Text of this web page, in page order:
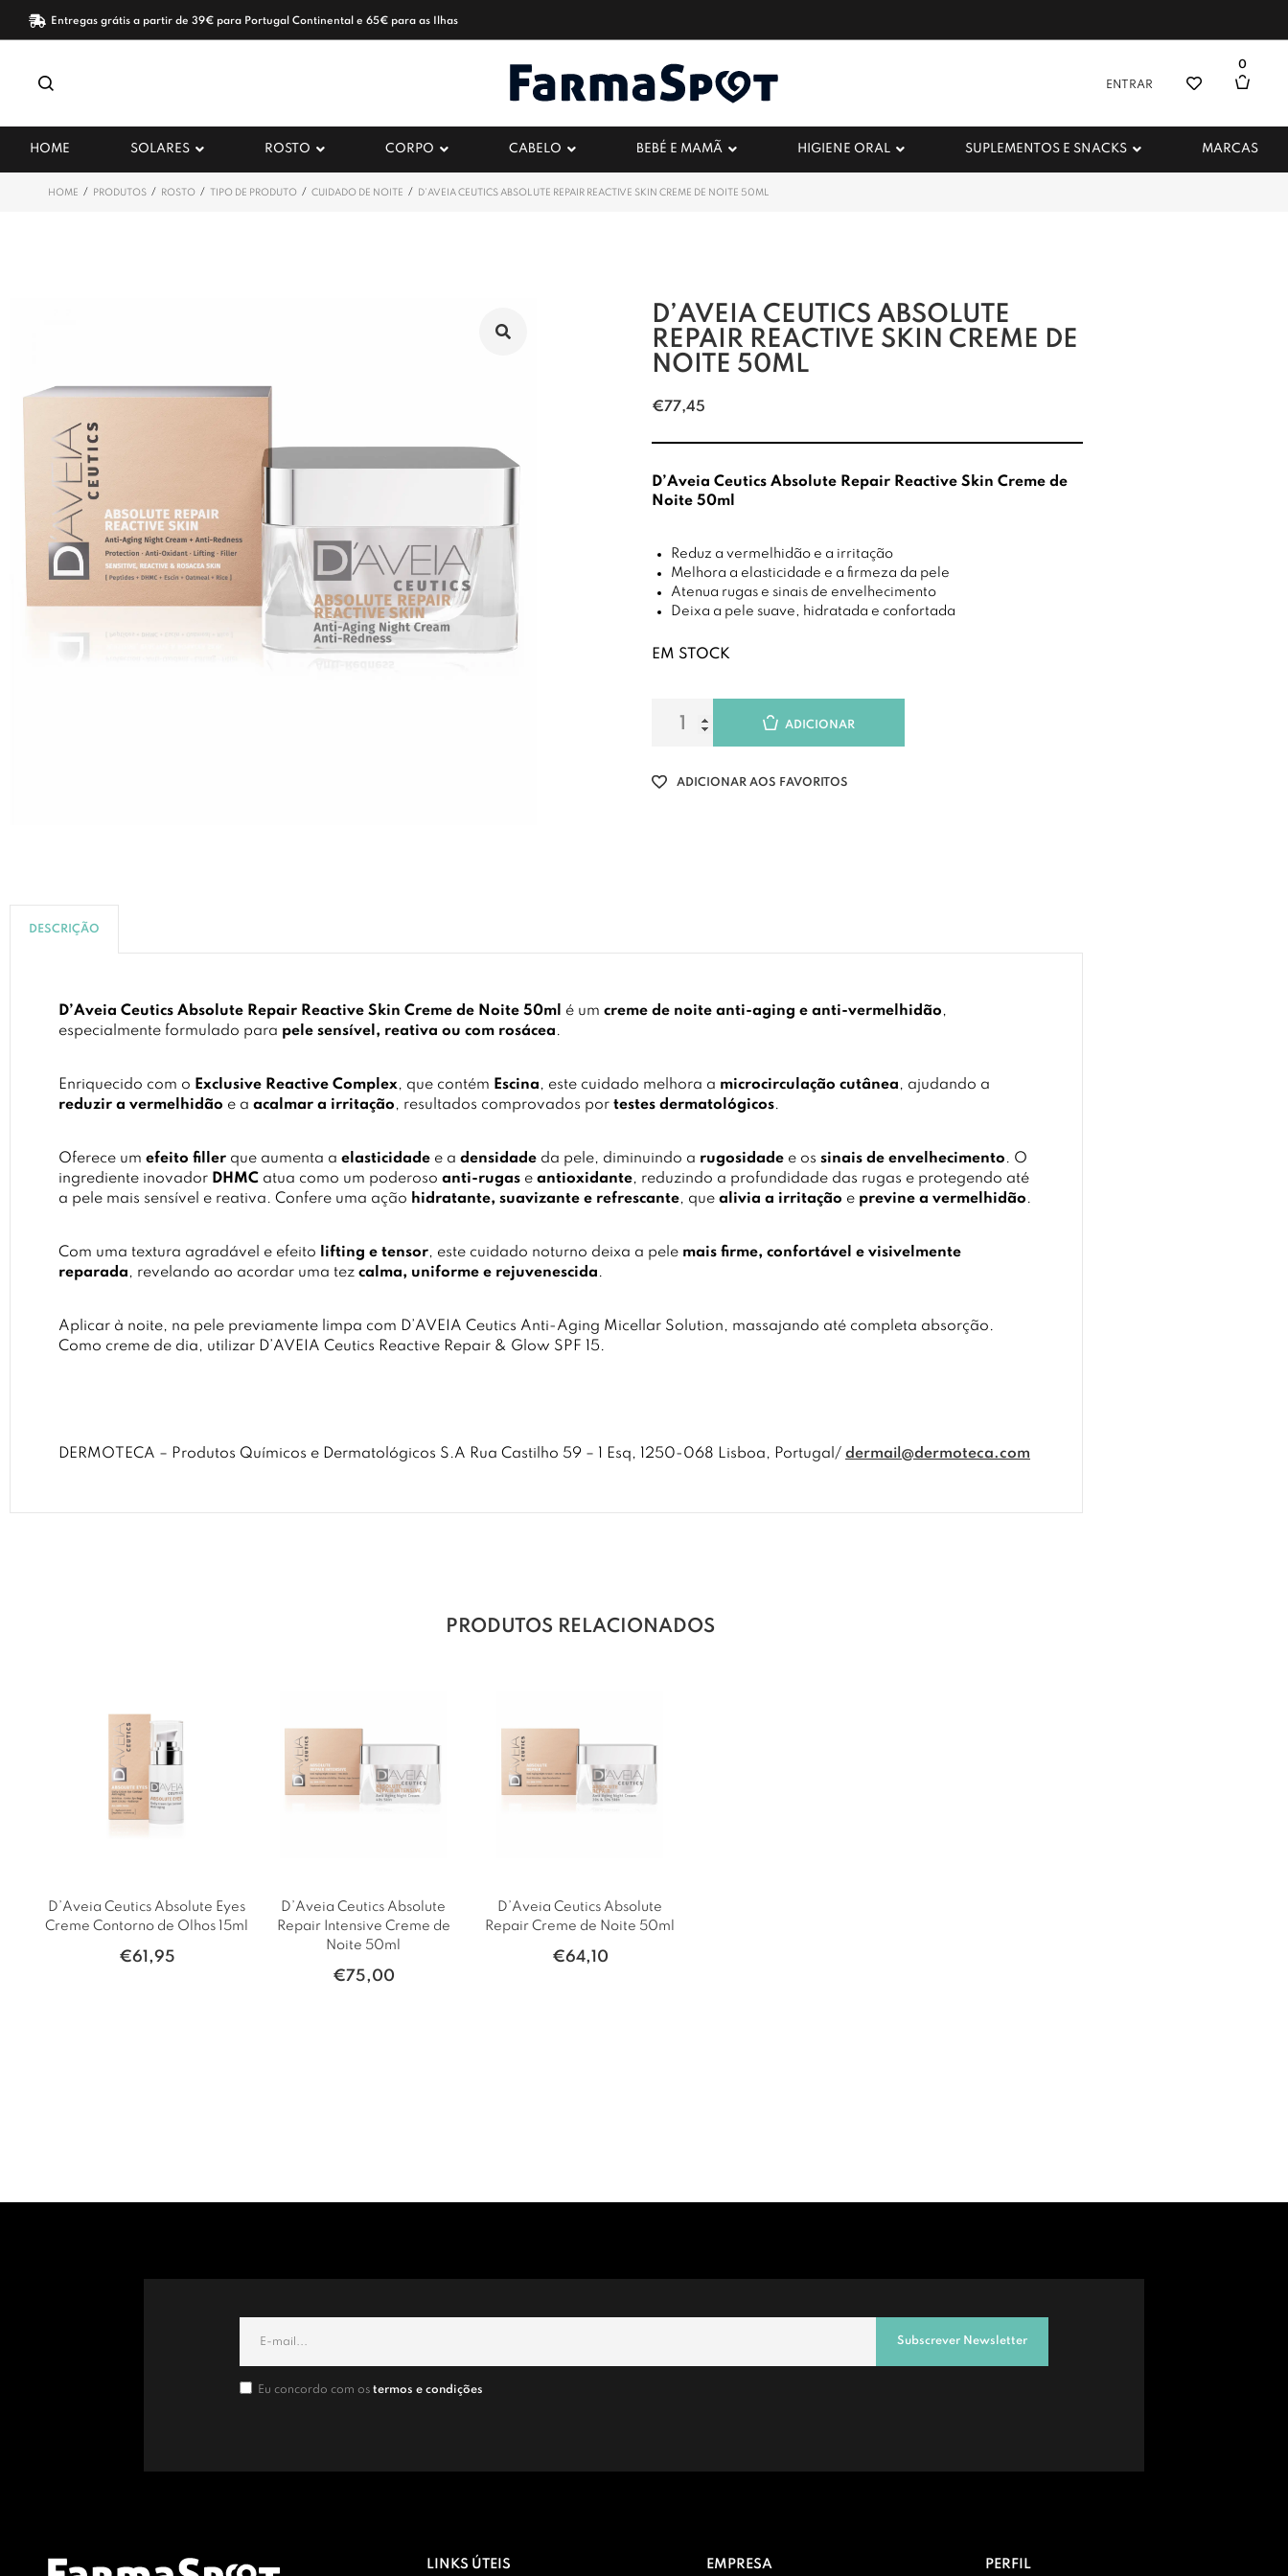
Entregas grátis a partir de 39€ para Portugal Continental e 65€ para as Ilhas
ENTRAR
0
HOME SOLARES ROSTO CORPO CABELO BEBÉ E MAMÃ HIGIENE ORAL SUPLEMENTOS E SNACKS MARCAS
HOME / PRODUTOS / ROSTO / TIPO DE PRODUTO / CUIDADO DE NOITE / D’AVEIA CEUTICS ABSOLUTE REPAIR REACTIVE SKIN CREME DE NOITE 50ML
D’AVEIA CEUTICS ABSOLUTE
REPAIR REACTIVE SKIN CREME DE
NOITE 50ML
€77,45
D’Aveia Ceutics Absolute Repair Reactive Skin Creme de
Noite 50ml
Reduz a vermelhidão e a irritação
Melhora a elasticidade e a firmeza da pele
Atenua rugas e sinais de envelhecimento
Deixa a pele suave, hidratada e confortada
EM STOCK
ADICIONAR
ADICIONAR AOS FAVORITOS
DESCRIÇÃO
D’Aveia Ceutics Absolute Repair Reactive Skin Creme de Noite 50ml é um creme de noite anti-aging e anti-vermelhidão,
especialmente formulado para pele sensível, reativa ou com rosácea.
Enriquecido com o Exclusive Reactive Complex, que contém Escina, este cuidado melhora a microcirculação cutânea, ajudando a
reduzir a vermelhidão e a acalmar a irritação, resultados comprovados por testes dermatológicos.
Oferece um efeito filler que aumenta a elasticidade e a densidade da pele, diminuindo a rugosidade e os sinais de envelhecimento. O
ingrediente inovador DHMC atua como um poderoso anti-rugas e antioxidante, reduzindo a profundidade das rugas e protegendo até
a pele mais sensível e reativa. Confere uma ação hidratante, suavizante e refrescante, que alivia a irritação e previne a vermelhidão.
Com uma textura agradável e efeito lifting e tensor, este cuidado noturno deixa a pele mais firme, confortável e visivelmente
reparada, revelando ao acordar uma tez calma, uniforme e rejuvenescida.
Aplicar à noite, na pele previamente limpa com D’AVEIA Ceutics Anti-Aging Micellar Solution, massajando até completa absorção.
Como creme de dia, utilizar D’AVEIA Ceutics Reactive Repair & Glow SPF 15.
DERMOTECA – Produtos Químicos e Dermatológicos S.A Rua Castilho 59 – 1 Esq, 1250-068 Lisboa, Portugal/ dermail@dermoteca.com
PRODUTOS RELACIONADOS
D’Aveia Ceutics Absolute Eyes
Creme Contorno de Olhos 15ml
€61,95
D’Aveia Ceutics Absolute
Repair Intensive Creme de
Noite 50ml
€75,00
D’Aveia Ceutics Absolute
Repair Creme de Noite 50ml
€64,10
Subscrever Newsletter
Eu concordo com os termos e condições
LINKS ÚTEIS EMPRESA PERFIL